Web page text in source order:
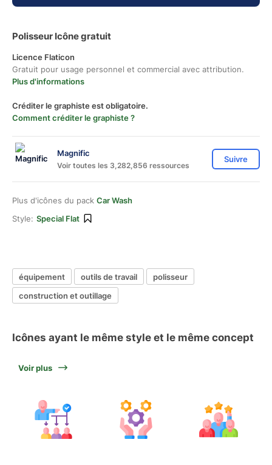
Polisseur Icône gratuit
Licence Flaticon
Gratuit pour usage personnel et commercial avec attribution.
Plus d'informations
Créditer le graphiste est obligatoire.
Comment créditer le graphiste ?
Magnific
Voir toutes les 3,282,856 ressources
Suivre
Plus d'icônes du pack Car Wash
Style: Special Flat
équipement outils de travail
polisseur
construction et outillage
Icônes ayant le même style et le même concept
Voir plus